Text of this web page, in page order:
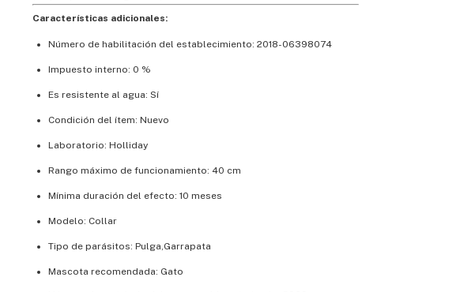
Características adicionales:
Número de habilitación del establecimiento: 2018-06398074
Impuesto interno: 0 %
Es resistente al agua: Sí
Condición del ítem: Nuevo
Laboratorio: Holliday
Rango máximo de funcionamiento: 40 cm
Mínima duración del efecto: 10 meses
Modelo: Collar
Tipo de parásitos: Pulga,Garrapata
Mascota recomendada: Gato